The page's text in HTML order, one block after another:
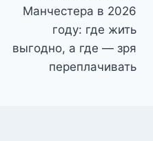
Манчестера в 2026
году: где жить
выгодно, а где — зря
переплачивать